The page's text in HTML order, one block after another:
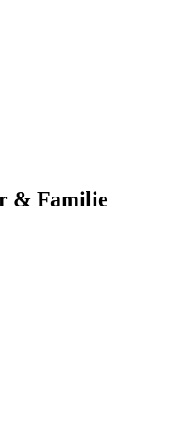
& Familie